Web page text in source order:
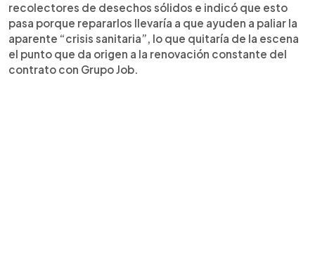
recolectores de desechos sólidos e indicó que esto
pasa porque repararlos llevaría a que ayuden a paliar la
aparente “crisis sanitaria”, lo que quitaría de la escena
el punto que da origen a la renovación constante del
contrato con Grupo Job.